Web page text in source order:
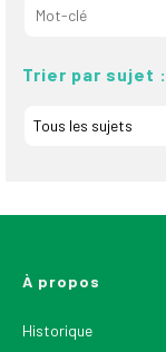
Trier par sujet :
À propos
Historique